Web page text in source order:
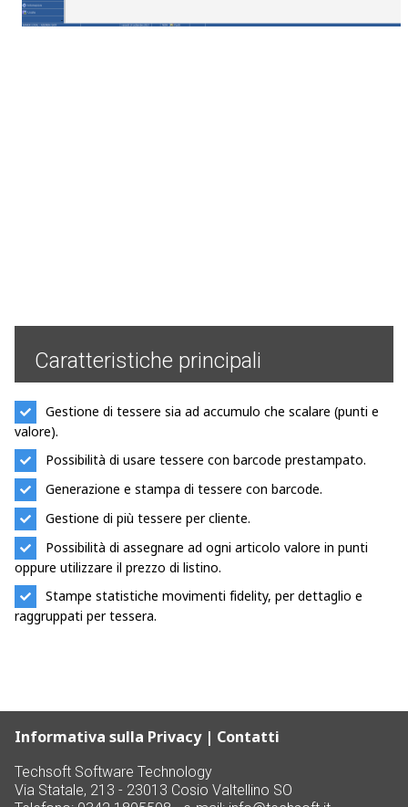
Caratteristiche principali
Gestione di tessere sia ad accumulo che scalare (punti e
valore).
Possibilità di usare tessere con barcode prestampato.
Generazione e stampa di tessere con barcode.
Gestione di più tessere per cliente.
Possibilità di assegnare ad ogni articolo valore in punti
oppure utilizzare il prezzo di listino.
Stampe statistiche movimenti fidelity, per dettaglio e
raggruppati per tessera.
Informativa sulla Privacy| Contatti
Techsoft Software Technology
Via Statale, 213 - 23013 Cosio Valtellino SO